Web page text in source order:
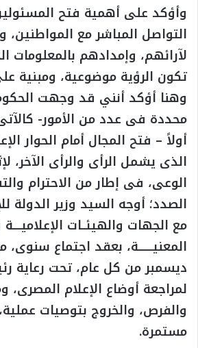
وأؤكد على أهمية فتح
التواصل المباشر مع المواطنين،
لآرائهم، وإمدادهم بالمعلومات
تكون الرؤية موضوعية، ومبنية
وهنا أؤكد أنني قد وجهت
محددة فى عدد من الأمور-
أولاً – فتح المجال أمام الحوار
الذى يشمل الرأى والرأى الآخر،
الوعى، فى إطار من الاحترام
الصدد؛ أوجه السيد وزير الدولة
مع الجهات والهيئــات الإعلاميــــة
ديسمبر من كل عام، تحت رعاية
لمراجعة أوضاع الإعلام المصرى،
والفرص، والخروج بتوصيات
مستمرة.